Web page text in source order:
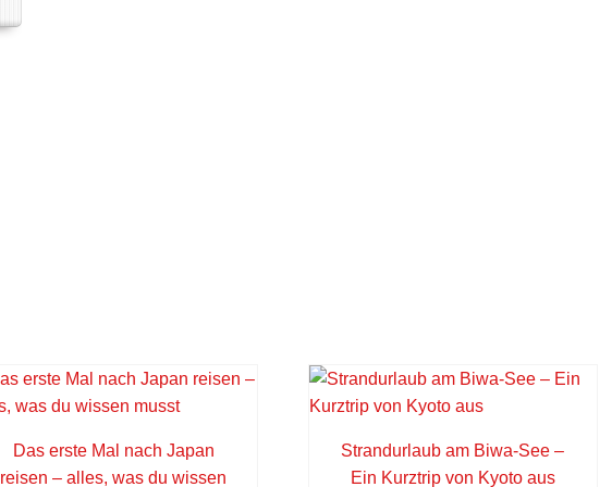
Das erste Mal nach Japan
reisen – alles, was du wissen
Strandurlaub am Biwa-See –
Ein Kurztrip von Kyoto aus